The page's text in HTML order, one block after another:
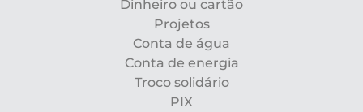
Dinheiro ou cartão
Projetos
Conta de água
Conta de energia
Troco solidário
PIX